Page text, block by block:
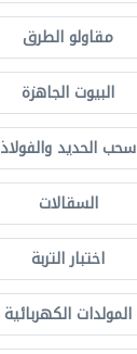
مقاولو الطرق
البيوت الجاهزة
سحب الحديد والفولاذ
السقالات
اختبار التربة
المولدات الكهربائية